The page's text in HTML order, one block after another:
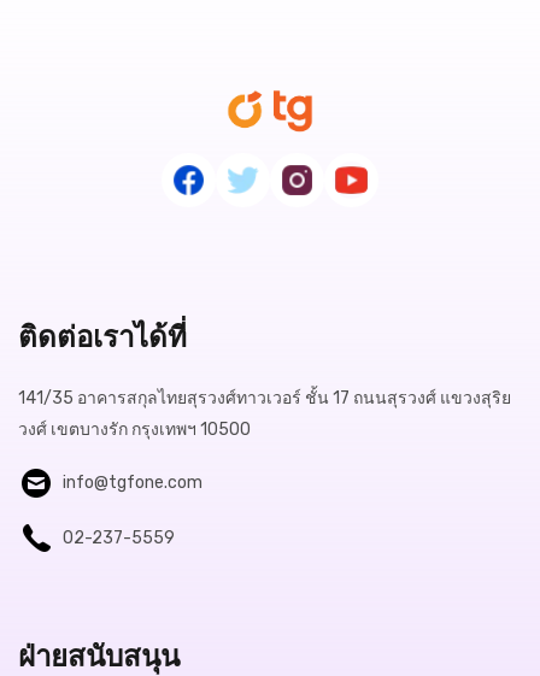
ติดต่อเราได้ที่
141/35 อาคารสกุลไทยสุรวงศ์ทาวเวอร์ ชั้น 17 ถนนสุรวงศ์ แขวงสุริย
วงศ์ เขตบางรัก กรุงเทพฯ 10500
info@tgfone.com
02-237-5559
ฝ่ายสนับสนุน